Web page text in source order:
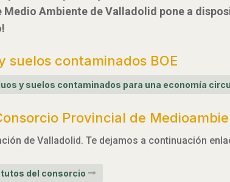
Medio Ambiente de Valladolid pone a
suelos contaminados BOE
y suelos contaminados para una economía
Provincial de
de Valladolid. Te dejamos a continuación
del consorcio